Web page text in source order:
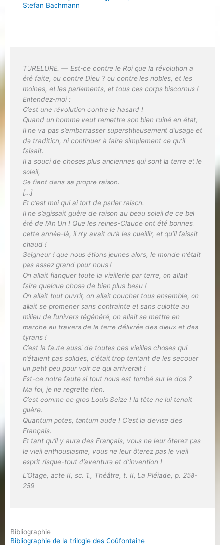
Stefan Bachmann
TURELURE. — Est-ce contre le Roi que la révolution a
été faite, ou contre Dieu ? ou contre les nobles, et les
moines, et les parlements, et tous ces corps biscornus !
Entendez-moi :
C’est une révolution contre le hasard !
Quand un homme veut remettre son bien ruiné en état,
Il ne va pas s’embarrasser superstitieusement d’usage et
de tradition, ni continuer à faire simplement ce qu’il
faisait.
Il a souci de choses plus anciennes qui sont la terre et le
soleil,
Se fiant dans sa propre raison.
[…]
Et c’est moi qui ai tort de parler raison.
Il ne s’agissait guère de raison au beau soleil de ce bel
été de l’An Un ! Que les reines-Claude ont été bonnes,
cette année-là, il n’y avait qu’à les cueillir, et qu’il faisait
chaud !
Seigneur ! que nous étions jeunes alors, le monde n’était
pas assez grand pour nous !
On allait flanquer toute la vieillerie par terre, on allait
faire quelque chose de bien plus beau !
On allait tout ouvrir, on allait coucher tous ensemble, on
allait se promener sans contrainte et sans culotte au
milieu de l’univers régénéré, on allait se mettre en
marche au travers de la terre délivrée des dieux et des
tyrans !
C’est la faute aussi de toutes ces vieilles choses qui
n’étaient pas solides, c’était trop tentant de les secouer
un petit peu pour voir ce qui arriverait !
Est-ce notre faute si tout nous est tombé sur le dos ?
Ma foi, je ne regrette rien.
C’est comme ce gros Louis Seize ! la tête ne lui tenait
guère.
Quantum potes, tantum aude !C’est la devise des
Français.
Et tant qu’il y aura des Français, vous ne leur ôterez pas
le vieil enthousiasme, vous ne leur ôterez pas le vieil
esprit risque-tout d’aventure et d’invention !
L’Otage, acte II, sc. 1., Théâtre, t. II, La Pléiade, p. 258-
259
Bibliographie
Bibliographie de la trilogie des Coûfontaine